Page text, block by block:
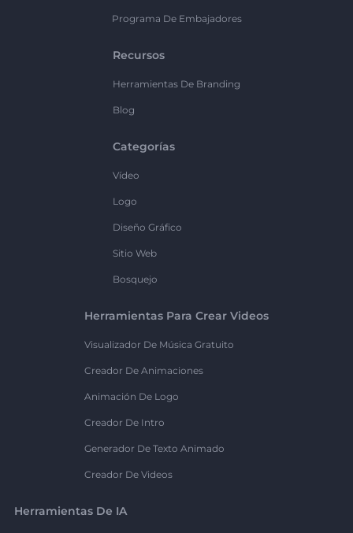
Programa De Embajadores
Recursos
Herramientas De Branding
Blog
Categorías
Vídeo
Logo
Diseño Gráfico
Sitio Web
Bosquejo
Herramientas Para Crear Videos
Visualizador De Música Gratuito
Creador De Animaciones
Animación De Logo
Creador De Intro
Generador De Texto Animado
Creador De Videos
Herramientas De IA